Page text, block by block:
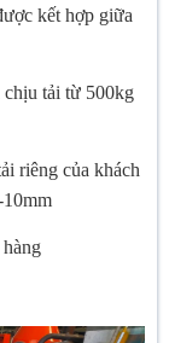
kết hợp giữa
chịu tải từ 500kg
riêng của khách